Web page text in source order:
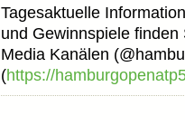
Tagesaktuelle
und Gewinnspiele
Media Kanälen
(https://